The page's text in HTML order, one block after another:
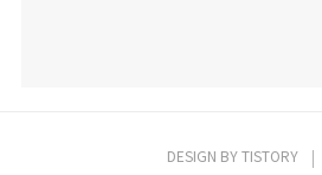
DESIGN BYTISTORY